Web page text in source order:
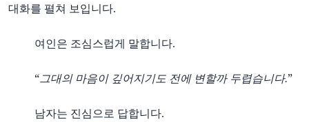
대화를 펼쳐 보입니다.
여인은 조심스럽게 말합니다.
“그대의 마음이 깊어지기도 전에 변할까 두렵습니다.”
남자는 진심으로 답합니다.